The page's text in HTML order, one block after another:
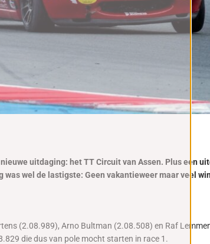
uitdaging: het TT Circuit van Assen. Plus een
wel de lastigste: Geen vakantieweer maar veel
(2.08.989), Arno Bultman (2.08.508) en Raf
die dus van pole mocht starten in race 1.